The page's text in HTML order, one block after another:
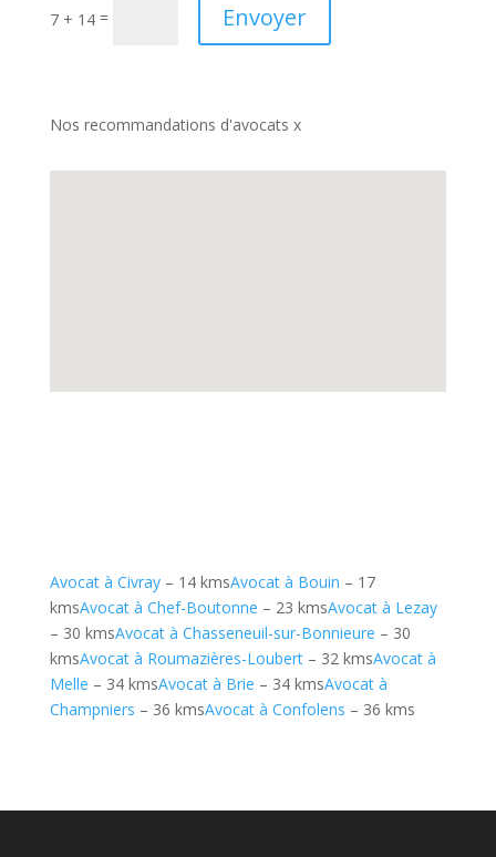
7 + 14= Envoyer
Nos recommandations d'avocats x
Avocat à Civray– 14 kmsAvocat à Bouin – 17
kmsAvocat à Chef-Boutonne – 23 kmsAvocat à Lezay
– 30 kmsAvocat à Chasseneuil-sur-Bonnieure – 30
kmsAvocat à Roumazières-Loubert– 32 kmsAvocat à
Melle – 34 kmsAvocat à Brie – 34 kmsAvocat à
Champniers – 36 kmsAvocat à Confolens – 36 kms